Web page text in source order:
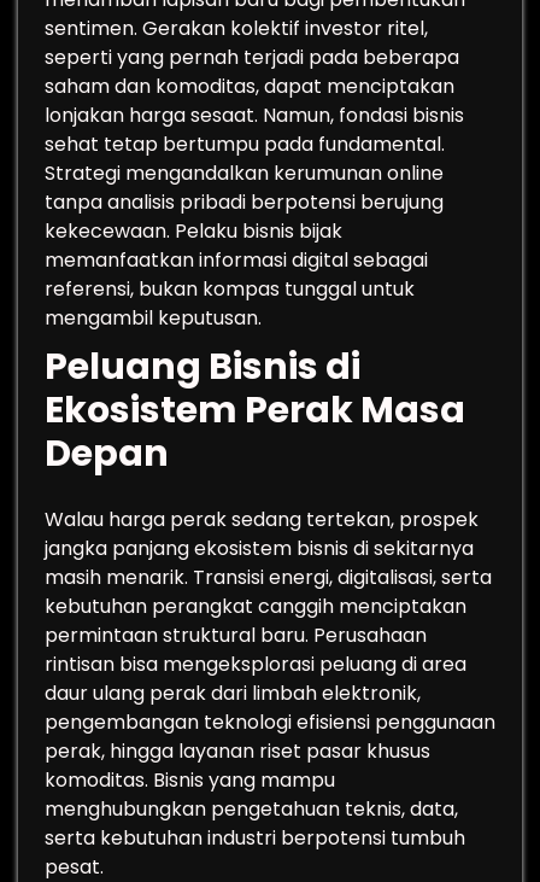
sentimen. Gerakan kolektif investor ritel,
seperti yang pernah terjadi pada beberapa
saham dan komoditas, dapat menciptakan
lonjakan harga sesaat. Namun, fondasi bisnis
sehat tetap bertumpu pada fundamental.
Strategi mengandalkan kerumunan online
tanpa analisis pribadi berpotensi berujung
kekecewaan. Pelaku bisnis bijak
memanfaatkan informasi digital sebagai
referensi, bukan kompas tunggal untuk
mengambil keputusan.
Peluang Bisnis di
Ekosistem Perak Masa
Depan
Walau harga perak sedang tertekan, prospek
jangka panjang ekosistem bisnis di sekitarnya
masih menarik. Transisi energi, digitalisasi, serta
kebutuhan perangkat canggih menciptakan
permintaan struktural baru. Perusahaan
rintisan bisa mengeksplorasi peluang di area
daur ulang perak dari limbah elektronik,
pengembangan teknologi efisiensi penggunaan
perak, hingga layanan riset pasar khusus
komoditas. Bisnis yang mampu
menghubungkan pengetahuan teknis, data,
serta kebutuhan industri berpotensi tumbuh
pesat.